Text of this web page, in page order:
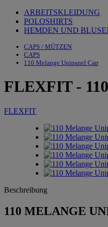
ARBEITSKLEIDUNG
POLOSHIRTS
HEMDEN UND
CAPS / MÜTZEN
CAPS
110 Melange Unipanel Cap
FLEXFIT-
FLEXFIT
Beschreibung
110 MELANGE